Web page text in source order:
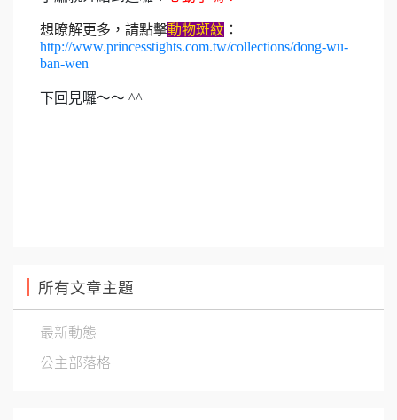
想瞭解更多 ，請點擊動物斑紋 ：
http://www.princesstights.com.tw/collections/dong-wu-
ban-wen
下回見囉～～ ^^
所有文章主題
最新動態
公主部落格